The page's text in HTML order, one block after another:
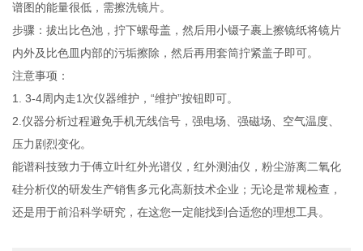
谱图的能量很低，需擦洗镜片。
步骤：拔出比色池，拧下螺母盖，然后用小镊子裹上擦镜纸将镜片
内外及比色皿内部的污垢擦除，然后再用套筒拧紧盖子即可。
注意事项：
1. 3-4周内走1次仪器维护，“维护”按钮即可。
2.仪器分析过程避免手机无线信号，强电场、强磁场、空气温度、
压力剧烈变化。
能谱科技致力于傅立叶红外光谱仪，红外测油仪，粉尘游离二氧化
硅分析仪的研发生产销售多元化高新技术企业；无论是常规检查，
还是用于前沿科学研究，在这您一定能找到合适您的理想工具。